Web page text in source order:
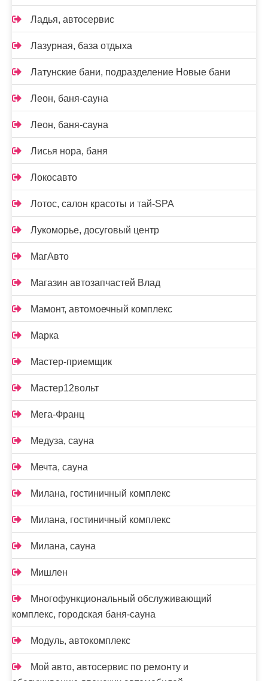
Ладья, автосервис
Лазурная, база отдыха
Латунские бани, подразделение Новые бани
Леон, баня-сауна
Леон, баня-сауна
Лисья нора, баня
Локосавто
Лотос, салон красоты и тай-SPA
Лукоморье, досуговый центр
МагАвто
Магазин автозапчастей Влад
Мамонт, автомоечный комплекс
Марка
Мастер-приемщик
Мастер12вольт
Мега-Франц
Медуза, сауна
Мечта, сауна
Милана, гостиничный комплекс
Милана, гостиничный комплекс
Милана, сауна
Мишлен
Многофункциональный обслуживающий
комплекс, ​городская баня-сауна
Модуль, автокомплекс
Мой авто, автосервис по ремонту и